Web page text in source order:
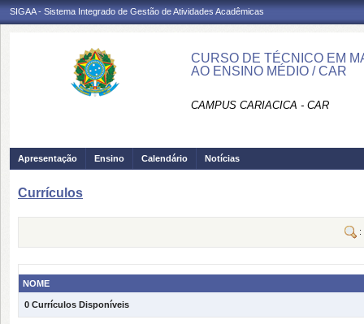
SIGAA - Sistema Integrado de Gestão de Atividades Acadêmicas
CURSO DE TÉCNICO EM
AO ENSINO MÉDIO / CAR
CAMPUS CARIACICA - CAR
Apresentação Ensino Calendário Notícias
Currículos
:
NOME
0 Currículos Disponíveis